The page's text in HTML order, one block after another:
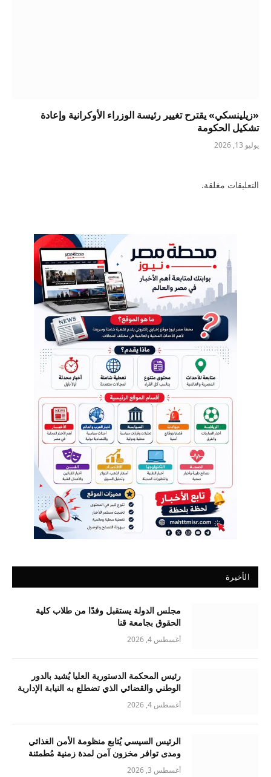
«زيلينسكي» يقترح تغيير رئيسة الوزراء الأوكرانية وإعادة
تشكيل الحكومة
يوليو 13, 2026
التعليقات مغلقة.
الأخيرة
مجلس الدولة يستقبل وفدًا من طلاب كلية
الحقوق بجامعة قنا
أغسطس 4, 2026
رئيس المحكمة الدستورية العليا يُشيد بالدور
الوطني والقضائي الذي تضطلع به النيابة الإدارية
أغسطس 4, 2026
الرئيس السيسي يُتابع منظومة الأمن الغذائي
ومدى توافر مخزون آمن لمدة زمنية مُطمئنة
أغسطس 3, 2026